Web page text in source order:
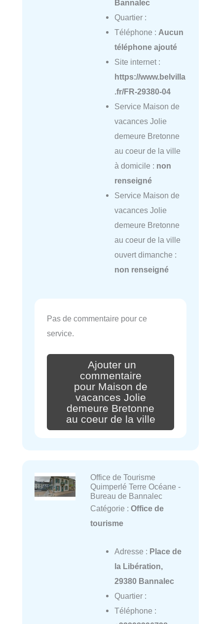
Bannalec
Quartier :
Téléphone : Aucun
téléphone ajouté
Site internet :
https://www.belvilla
.fr/FR-29380-04
Service Maison de
vacances Jolie
demeure Bretonne
au coeur de la ville
à domicile : non
renseigné
Service Maison de
vacances Jolie
demeure Bretonne
au coeur de la ville
ouvert dimanche :
non renseigné
Pas de commentaire pour ce
service.
Ajouter un
commentaire
pour Maison de
vacances Jolie
demeure Bretonne
au coeur de la ville
Office de Tourisme
Quimperlé Terre Océane -
Bureau de Bannalec
Catégorie : Office de
tourisme
Adresse : Place de
la Libération,
29380 Bannalec
Quartier :
Téléphone :